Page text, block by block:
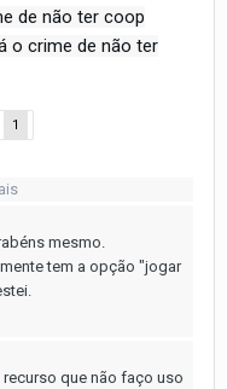
de não ter coop
o crime de não ter
1
mesmo.
tem a opção "jogar
recurso que não faço uso